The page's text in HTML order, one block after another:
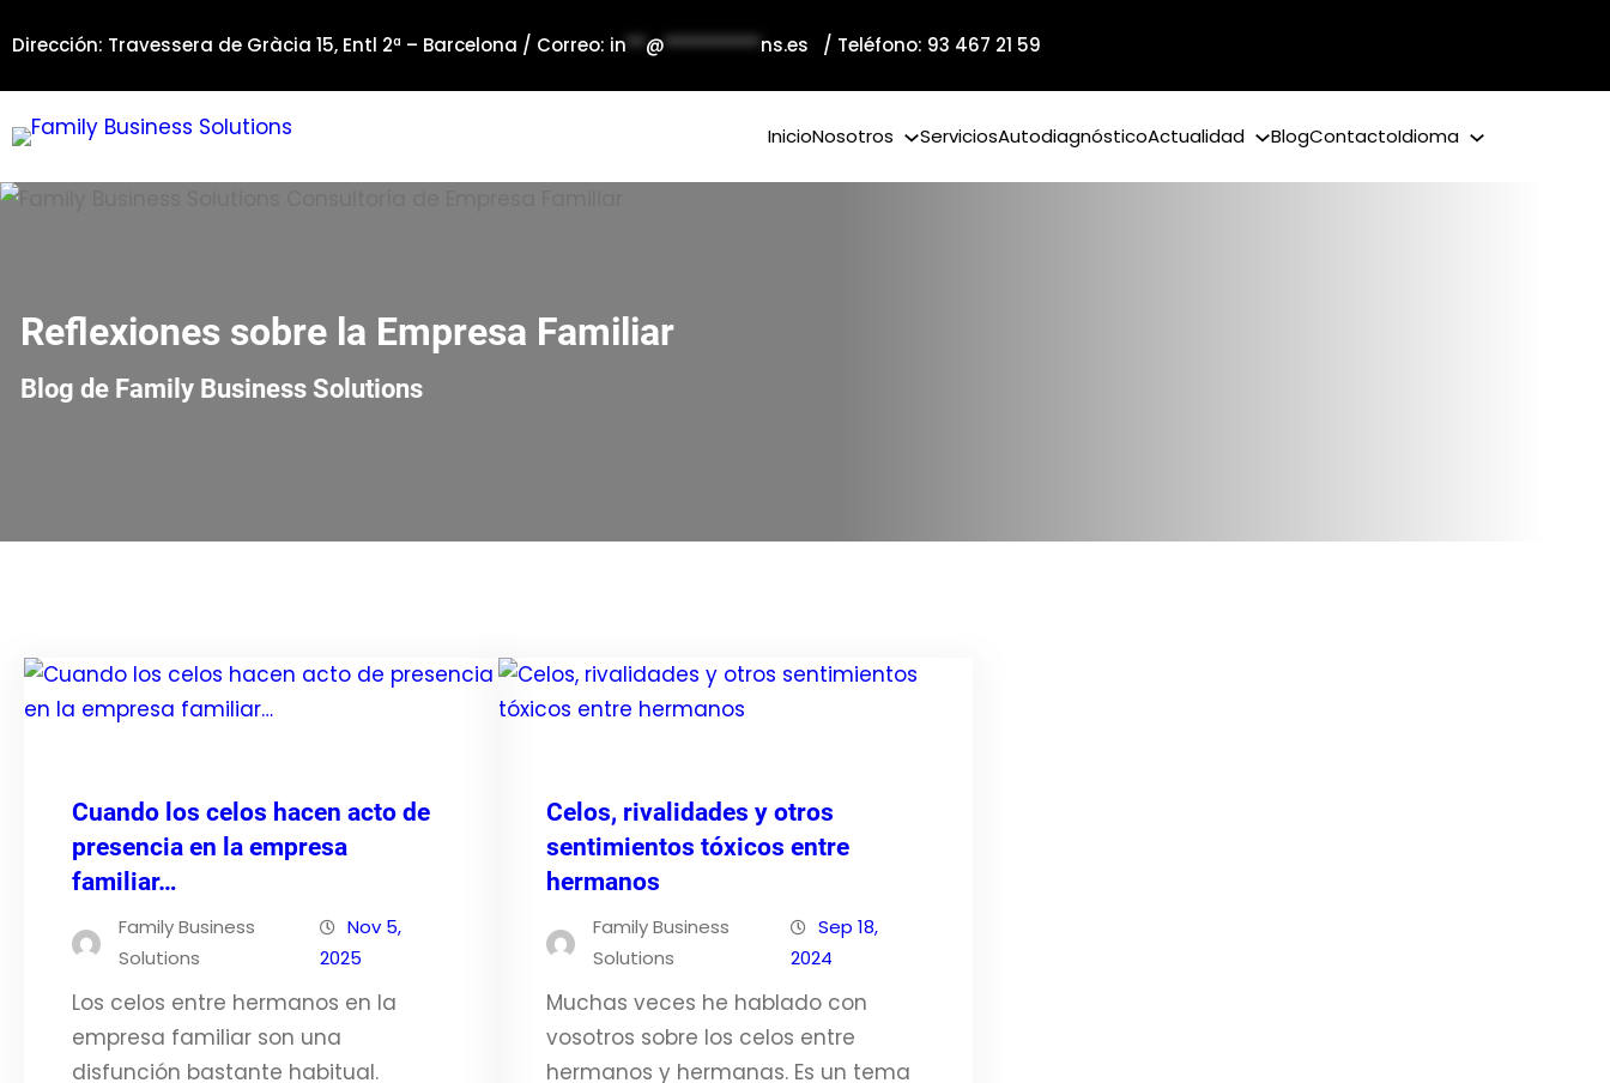
al
contenido
Dirección: Travessera de Gràcia 15, Entl 2ª – Barcelona / Correo: in**@**********ns.es / Teléfono: 93 467 21 59
InicioNosotros ServiciosAutodiagnósticoActualidad BlogContactoIdioma
Reflexiones sobre la Empresa Familiar
Blog de Family Business Solutions
Cuando los celos hacen acto de
presencia en la empresa
familiar…
Family Business
Solutions
Nov 5,
2025
Los celos entre hermanos en la
empresa familiar son una
disfunción bastante habitual.
Celos, rivalidades y otros
sentimientos tóxicos entre
hermanos
Family Business
Solutions
Sep 18,
2024
Muchas veces he hablado con
vosotros sobre los celos entre
hermanos y hermanas. Es un tema